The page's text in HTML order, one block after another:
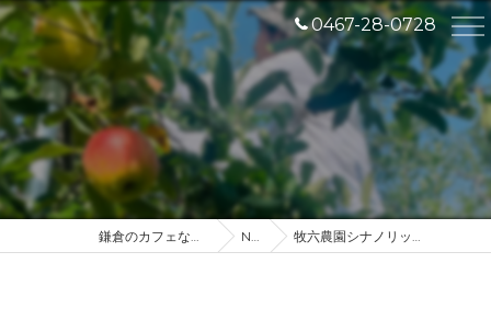
0467-28-0728
鎌倉のカフェなら産地直送のDROP IN NEWS 牧六農園シナノリップも販売開始いたします！